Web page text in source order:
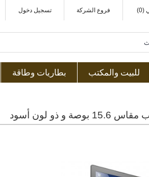
(0) فروع الشركة تسجيل دخول
للبيت والمكتب بطاريات وطاقة